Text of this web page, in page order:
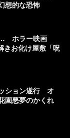
想的な恐怖
ホラー映画
きお化け屋敷「呪
ション遂行 オ
園悪夢のかくれ